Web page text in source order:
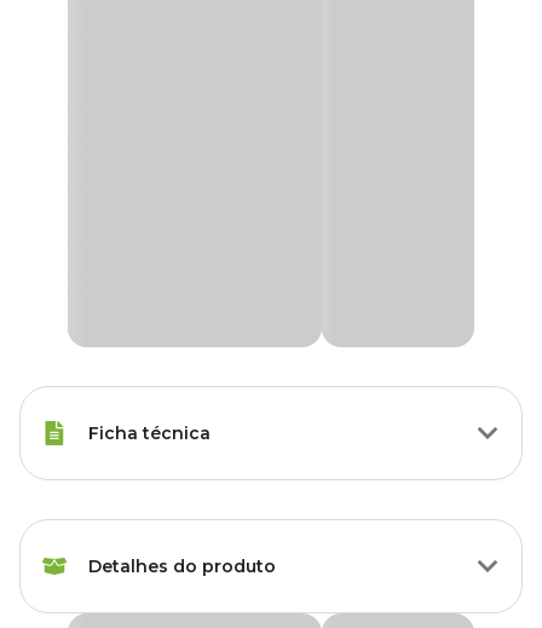
Ficha técnica
Gênero
Detalhes do produto